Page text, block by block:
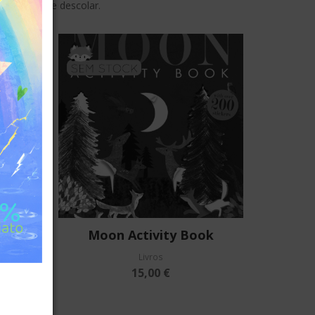
colar e descolar.
SEM STOCK
Moon Activity Book
Livros
15,00 €